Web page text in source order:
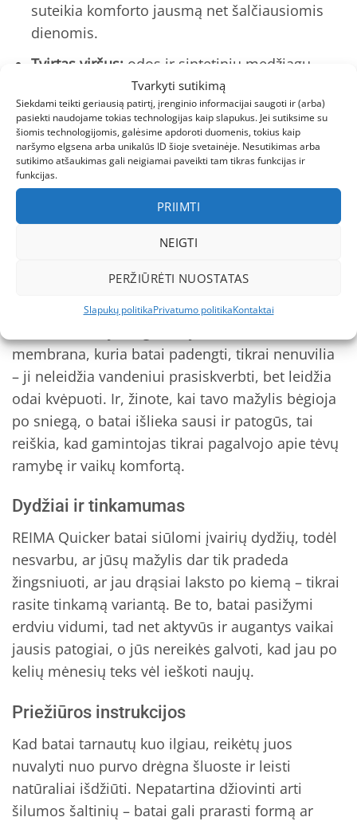
Tvarkyti sutikimą
Siekdami teikti geriausią patirtį, įrenginio informacijai saugoti ir (arba)
pasiekti naudojame tokias technologijas kaip slapukus. Jei sutiksime su
šiomis technologijomis, galėsime apdoroti duomenis, tokius kaip
naršymo elgsena arba unikalūs ID šioje svetainėje. Nesutikimas arba
sutikimo atšaukimas gali neigiamai paveikti tam tikras funkcijas ir
funkcijas.
PRIIMTI
NEIGTI
PERŽIŪRĖTI NUOSTATAS
Slapukų politikaPrivatumo politikaKontaktai
suteikia komforto jausmą net šalčiausiomis
dienomis.
Tvirtas viršus: odos ir sintetinių medžiagų
derinys ne tik atrodo stilingai, bet ir yra
atsparus kasdieniams išbandymams.
Patogus užsegimas:kad mažieji galėtų lengvai
apsiauti ir nusiauti batus be didelio streso.
Universali juoda spalva:puikiai dera tiek
berniukams, tiek mergaitėms – praktiška ir
stilinga žiemos aprangos dalis.
Kokybė ir patikimumas
REIMA Quicker batai – ne tik žaismingas dizainas,
membrana, kuria batai padengti, tikrai nenuvilia
– ji neleidžia vandeniui prasiskverbti, bet leidžia
odai kvėpuoti. Ir, žinote, kai tavo mažylis bėgioja
po sniegą, o batai išlieka sausi ir patogūs, tai
reiškia, kad gamintojas tikrai pagalvojo apie tėvų
ramybę ir vaikų komfortą.
Dydžiai ir tinkamumas
REIMA Quicker batai siūlomi įvairių dydžių, todėl
nesvarbu, ar jūsų mažylis dar tik pradeda
žingsniuoti, ar jau drąsiai laksto po kiemą – tikrai
rasite tinkamą variantą. Be to, batai pasižymi
erdviu vidumi, tad net aktyvūs ir augantys vaikai
jausis patogiai, o jūs nereikės galvoti, kad jau po
kelių mėnesių teks vėl ieškoti naujų.
Priežiūros instrukcijos
Kad batai tarnautų kuo ilgiau, reikėtų juos
nuvalyti nuo purvo drėgna šluoste ir leisti
natūraliai išdžiūti. Nepatartina džiovinti arti
šilumos šaltinių – batai gali prarasti formą ar